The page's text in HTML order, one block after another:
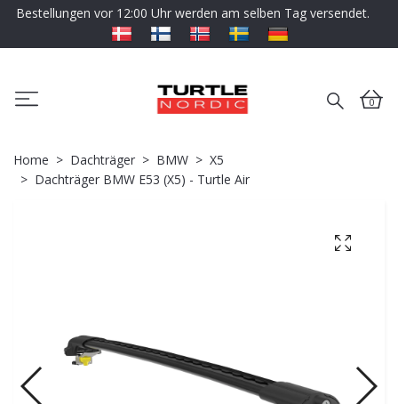
Bestellungen vor 12:00 Uhr werden am selben Tag versendet.
0
Home Dachträger BMW
X5
Dachträger BMW E53 (X5) - Turtle Air